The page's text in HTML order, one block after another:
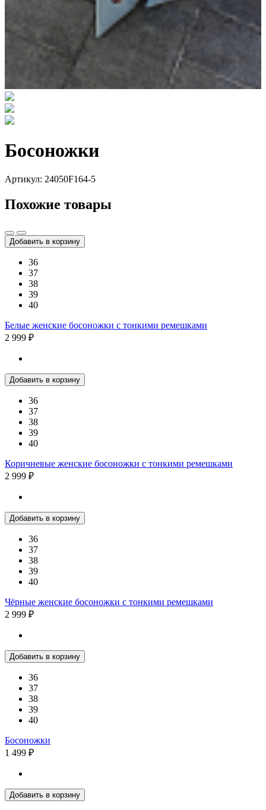
Босоножки
Артикул: 24050F164-5
Похожие товары
Добавить в корзину
36
37
38
39
40
Белые женские босоножки с тонкими ремешками
2 999 ₽
Добавить в корзину
36
37
38
39
40
Коричневые женские босоножки с тонкими ремешками
2 999 ₽
Добавить в корзину
36
37
38
39
40
Чёрные женские босоножки с тонкими ремешками
2 999 ₽
Добавить в корзину
36
37
38
39
40
Босоножки
1 499 ₽
Добавить в корзину